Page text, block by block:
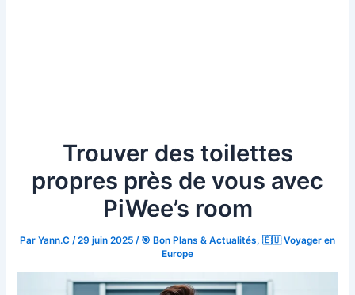
Trouver des toilettes
propres près de vous avec
PiWee’s room
Par Yann.C /29 juin 2025 / 🎯 Bon Plans & Actualités, 🇪🇺 Voyager en
Europe